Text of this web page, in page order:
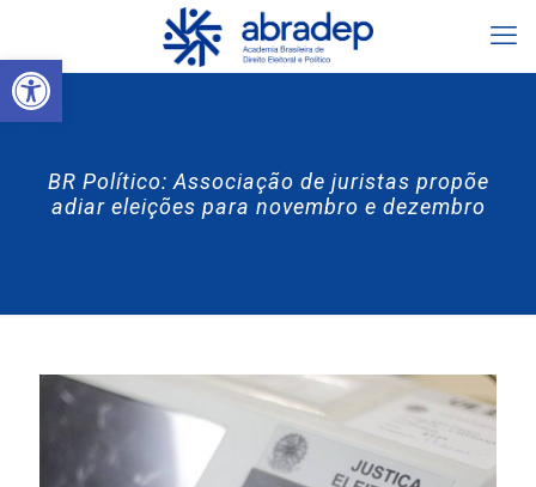
Abrir a barra de ferramentas
BR Político: Associação de juristas propõe
adiar eleições para novembro e dezembro